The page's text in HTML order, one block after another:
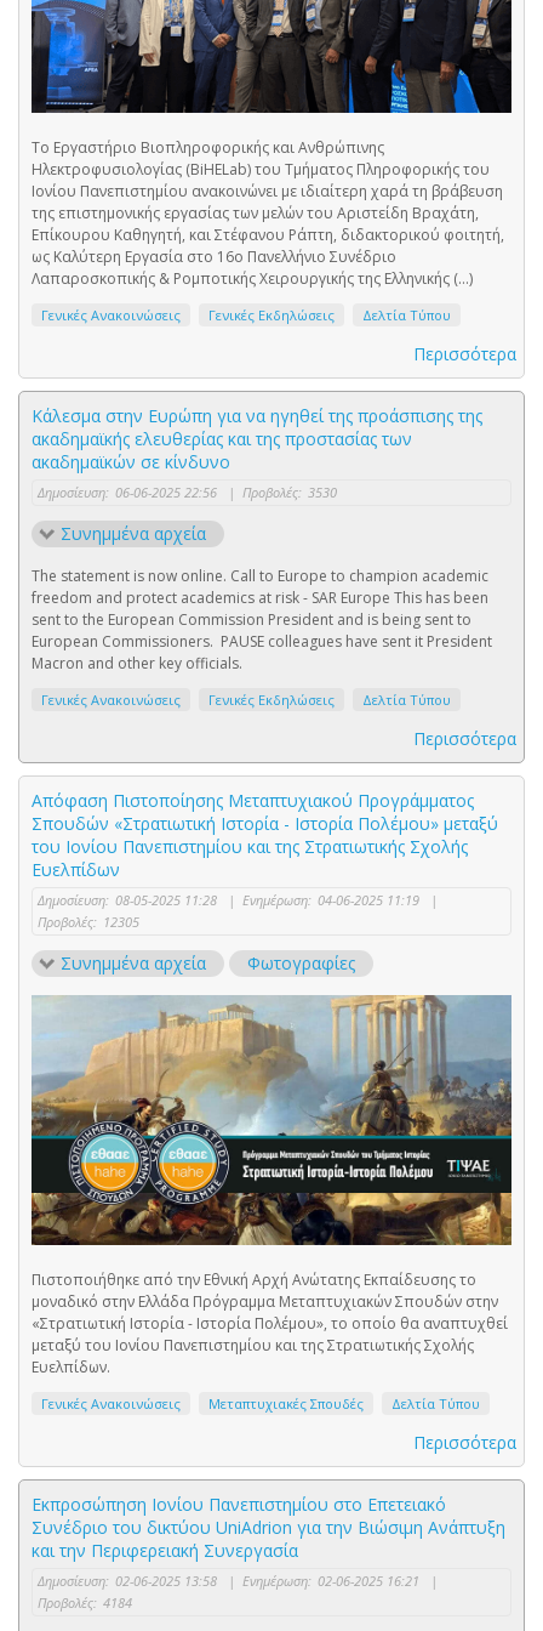
Το Εργαστήριο Βιοπληροφορικής και Ανθρώπινης
Ηλεκτροφυσιολογίας (BiHELab) του Τμήματος Πληροφορικής του
Ιονίου Πανεπιστημίου ανακοινώνει με ιδιαίτερη χαρά τη βράβευση
της επιστημονικής εργασίας των μελών του Αριστείδη Βραχάτη,
Επίκουρου Καθηγητή, και Στέφανου Ράπτη, διδακτορικού φοιτητή,
ως Καλύτερη Εργασία στο 16ο Πανελλήνιο Συνέδριο
Λαπαροσκοπικής & Ρομποτικής Χειρουργικής της Ελληνικής (...)
Γενικές Ανακοινώσεις Γενικές Εκδηλώσεις Δελτία Τύπου
Περισσότερα
Κάλεσμα στην Ευρώπη για να ηγηθεί της προάσπισης της
ακαδημαϊκής ελευθερίας και της προστασίας των
ακαδημαϊκών σε κίνδυνο
Δημοσίευση: 06-06-2025 22:56 | Προβολές: 3530
Συνημμένα αρχεία
The statement is now online. Call to Europe to champion academic
freedom and protect academics at risk - SAR Europe This has been
sent to the European Commission President and is being sent to
European Commissioners. PAUSE colleagues have sent it President
Macron and other key officials.
Γενικές Ανακοινώσεις Γενικές Εκδηλώσεις Δελτία Τύπου
Περισσότερα
Απόφαση Πιστοποίησης Μεταπτυχιακού Προγράμματος
Σπουδών «Στρατιωτική Ιστορία - Ιστορία Πολέμου» μεταξύ
του Ιονίου Πανεπιστημίου και της Στρατιωτικής Σχολής
Ευελπίδων
Δημοσίευση: 08-05-2025 11:28 | Ενημέρωση: 04-06-2025 11:19
|
Προβολές: 12305
Συνημμένα αρχεία Φωτογραφίες
Πιστοποιήθηκε από την Εθνική Αρχή Ανώτατης Εκπαίδευσης το
μοναδικό στην Ελλάδα Πρόγραμμα Μεταπτυχιακών Σπουδών στην
«Στρατιωτική Ιστορία - Ιστορία Πολέμου», το οποίο θα αναπτυχθεί
μεταξύ του Ιονίου Πανεπιστημίου και της Στρατιωτικής Σχολής
Ευελπίδων.
Γενικές Ανακοινώσεις Μεταπτυχιακές Σπουδές Δελτία Τύπου
Περισσότερα
Εκπροσώπηση Ιονίου Πανεπιστημίου στο Επετειακό
Συνέδριο του δικτύου UniAdrion για την Βιώσιμη Ανάπτυξη
και την Περιφερειακή Συνεργασία
Δημοσίευση: 02-06-2025 13:58 | Ενημέρωση: 02-06-2025 16:21
|
Προβολές: 4184